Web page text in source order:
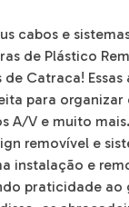
cabos e
de Plástico
Catraca!
para organizar
A/V e muito
removível e
instalação e
praticidade ao